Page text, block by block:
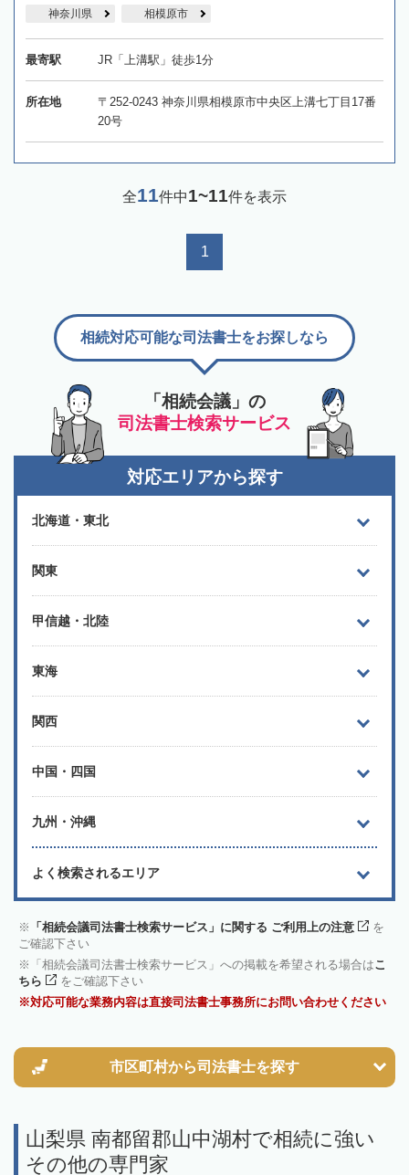
神奈川県 相模原市
最寄駅 JR「上溝駅」徒歩1分
所在地
〒252-0243 神奈川県相模原市中央区上溝七丁目17番
20号
全11件中1~11件を表示
1
「相続会議」の
司法書士検索サービス
相続対応可能な司法書士をお探しなら
対応エリアから探す
北海道・東北
関東
甲信越・北陸
東海
関西
中国・四国
九州・沖縄
よく検索されるエリア
「相続会議司法書士検索サービス」に関する ご利用上の注意
を
ご確認下さい
「相続会議司法書士検索サービス」への掲載を希望される場合はこ
ちら
をご確認下さい
対応可能な業務内容は直接司法書士事務所にお問い合わせください
市区町村から司法書士を探す
山梨県 南都留郡山中湖村で相続に強い
その他の専門家